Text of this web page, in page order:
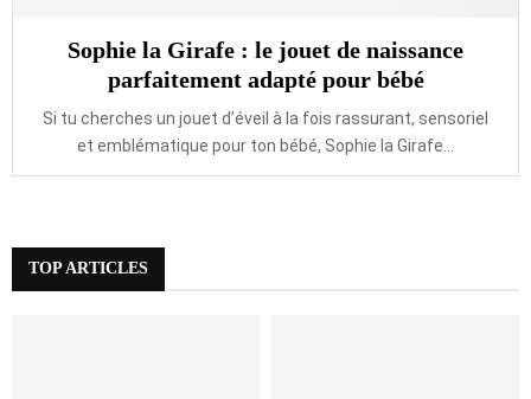
Sophie la Girafe : le jouet de naissance
parfaitement adapté pour bébé
Si tu cherches un jouet d’éveil à la fois rassurant, sensoriel
et emblématique pour ton bébé, Sophie la Girafe...
TOP ARTICLES